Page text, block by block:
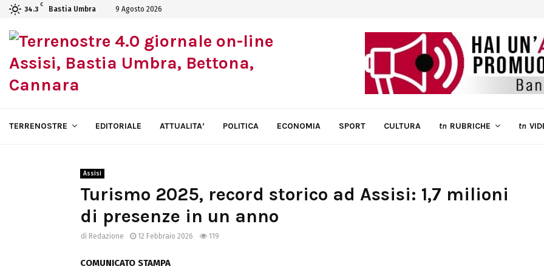
34.3
C
Bastia Umbra 9 Agosto 2026
TERRENOSTRE EDITORIALE ATTUALITA’ POLITICA ECONOMIA SPORT CULTURA tn RUBRICHE tn
Assisi
Turismo 2025, record storico ad Assisi: 1,7 milioni
di presenze in un anno
di Redazione 12 Febbraio 2026 119
COMUNICATO STAMPA